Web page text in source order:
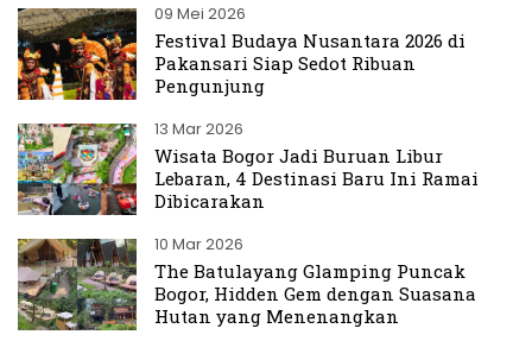
09 Mei 2026
Festival Budaya Nusantara 2026 di
Pakansari Siap Sedot Ribuan
Pengunjung
13 Mar 2026
Wisata Bogor Jadi Buruan Libur
Lebaran, 4 Destinasi Baru Ini Ramai
Dibicarakan
10 Mar 2026
The Batulayang Glamping Puncak
Bogor, Hidden Gem dengan Suasana
Hutan yang Menenangkan